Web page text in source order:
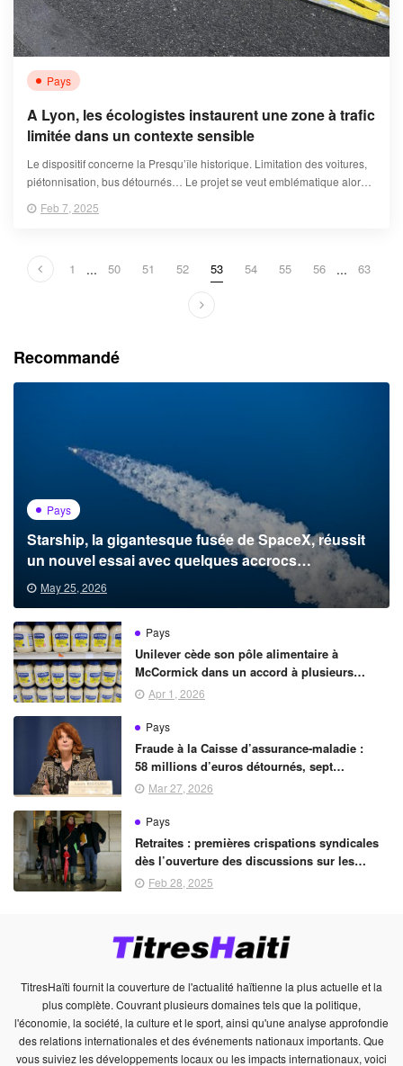
Pays
A Lyon, les écologistes instaurent une zone à trafic
limitée dans un contexte sensible
Le dispositif concerne la Presqu’île historique. Limitation des voitures,
piétonnisation, bus détournés… Le projet se veut emblématique alors
Feb 7, 2025
1 ... 50 51 52 53 54 55 56 ... 63
Recommandé
Pays
Starship, la gigantesque fusée de SpaceX, réussit
un nouvel essai avec quelques accrocs
techniques
May 25, 2026
Pays
Unilever cède son pôle alimentaire à
McCormick dans un accord à plusieurs
milliards
Apr 1, 2026
Pays
Fraude à la Caisse d’assurance-maladie :
58 millions d’euros détournés, sept
personnes mises en examen
Mar 27, 2026
Pays
Retraites : premières crispations syndicales
dès l’ouverture des discussions sur les
régimes de pension
Feb 28, 2025
TitresHaïti fournit la couverture de l'actualité haïtienne la plus actuelle et la
plus complète. Couvrant plusieurs domaines tels que la politique,
l'économie, la société, la culture et le sport, ainsi qu'une analyse approfondie
des relations internationales et des événements nationaux importants. Que
vous suiviez les développements locaux ou les impacts internationaux, voici